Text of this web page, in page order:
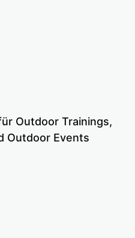
Outdoor Trainings,
Outdoor Events